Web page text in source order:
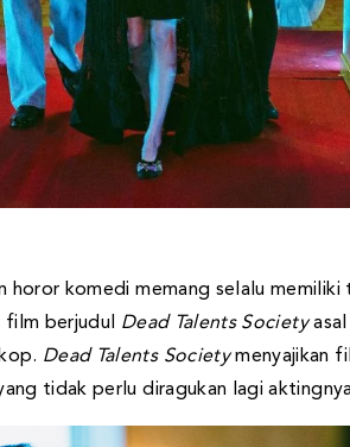
horor komedi memang selalu
film berjudul Dead Talents Society
Dead Talents Societymenyajikan
tidak perlu diragukan lagi